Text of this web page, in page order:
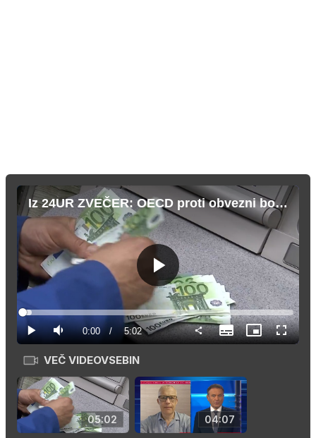
Iz 24UR ZVEČER: OECD proti obvezni božičnici
Predvajaj
Predvajaj
Tiho Current
Time
0:00 / Duration
5:02
Loaded:
3.28%
SubtitlesSlika
v
način
VEČ VIDEOVSEBIN
05:02 04:07